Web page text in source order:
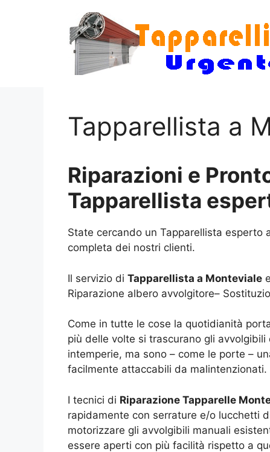
Tapparellista a
Riparazioni e
Tapparellista
State cercando un Tapparellista esperto
completa dei nostri clienti.
Il servizio di Tapparellista a Monteviale
Riparazione albero avvolgitore–
Come in tutte le cose la quotidianità
più delle volte si trascurano gli
intemperie, ma sono – come le porte –
facilmente attaccabili da malintenzionati.
I tecnici di Riparazione Tapparelle
rapidamente con serrature e/o lucchetti
motorizzare gli avvolgibili manuali
essere aperti con più facilità rispetto a